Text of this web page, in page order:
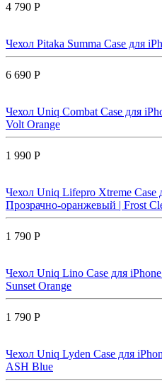
4 790 Р
Чехол Pitaka Summa Case для
6 690 Р
Чехол Uniq Combat Case для
Volt Orange
1 990 Р
Чехол Uniq Lifepro Xtreme Case
Прозрачно-оранжевый | Frost
1 790 Р
Чехол Uniq Lino Case для
Sunset Orange
1 790 Р
Чехол Uniq Lyden Case для
ASH Blue